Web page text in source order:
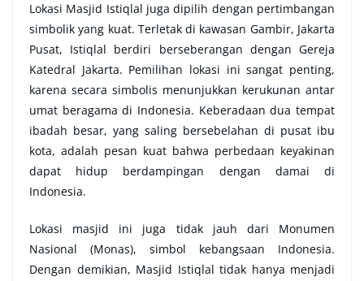
Lokasi Masjid Istiqlal juga dipilih dengan pertimbangan
simbolik yang kuat. Terletak di kawasan Gambir, Jakarta
Pusat, Istiqlal berdiri berseberangan dengan Gereja
Katedral Jakarta. Pemilihan lokasi ini sangat penting,
karena secara simbolis menunjukkan kerukunan antar
umat beragama di Indonesia. Keberadaan dua tempat
ibadah besar, yang saling bersebelahan di pusat ibu
kota, adalah pesan kuat bahwa perbedaan keyakinan
dapat hidup berdampingan dengan damai di
Indonesia.
Lokasi masjid ini juga tidak jauh dari Monumen
Nasional (Monas), simbol kebangsaan Indonesia.
Dengan demikian, Masjid Istiqlal tidak hanya menjadi